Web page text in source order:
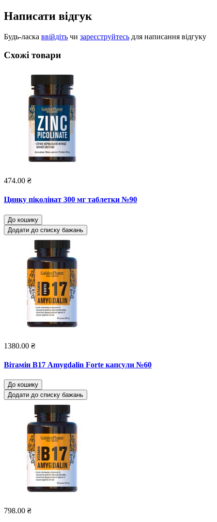
Написати відгук
Будь-ласка ввійдіть чи зареєструйтесь для написання відгуку
Схожі товари
474.00 ₴
Цинку піколінат 300 мг таблетки №90
До кошику
Додати до списку бажань
1380.00 ₴
Вітамін В17 Amygdalin Forte капсули №60
До кошику
Додати до списку бажань
798.00 ₴